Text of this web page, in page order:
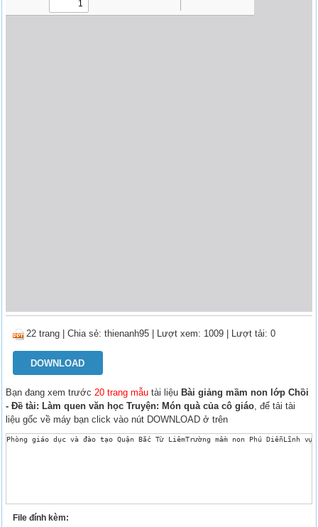
22 trang |Chia sẻ:thienanh95 | Lượt xem: 1009 | Lượt tải: 0
DOWNLOAD
Bạn đang xem trước20 trang mẫu tài liệu Bài giảng mầm non lớp Chồi
- Đề tài: Làm quen văn học Truyện: Món quà của cô giáo, để tải tài
liệu gốc về máy bạn click vào nút DOWNLOAD ở trên
Phòng giáo dục và đào tạo Quận Bắc Từ LiêmTrường mầm non Phú
File đính kèm: